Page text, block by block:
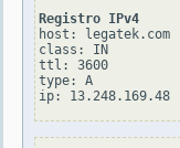
Registro IPv4
host: legatek.com
class: IN
ttl: 3600
type: A